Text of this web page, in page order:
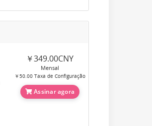
￥349.00CNY
Mensal
￥50.00 Taxa de Configuração
Assinar agora